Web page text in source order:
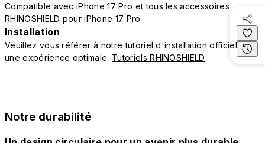
Compatible avec iPhone 17 Pro et tous les accessoires
RHINOSHIELD pour iPhone 17 Pro
Installation
Veuillez vous référer à notre tutoriel d'installation officiel pour
une expérience optimale. Tutoriels RHINOSHIELD
Notre durabilité